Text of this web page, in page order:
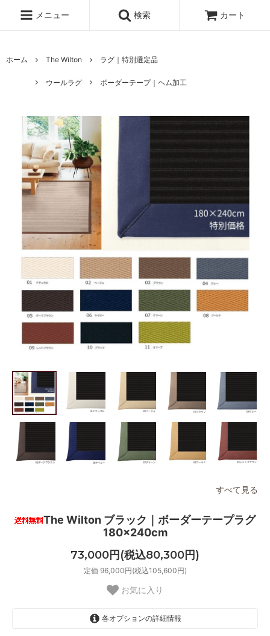
メニュー 検索 カート
ホーム The Wilton ラグ｜特別選定品
ウールラグ ボーダーテープ｜ヘム加工
すべて見る
The Wilton ブラック｜ボーダーテープラグ
180×240cm
73,000円(税込80,300円)
定価 96,000円(税込105,600円)
お気に入り
各オプションの詳細情報